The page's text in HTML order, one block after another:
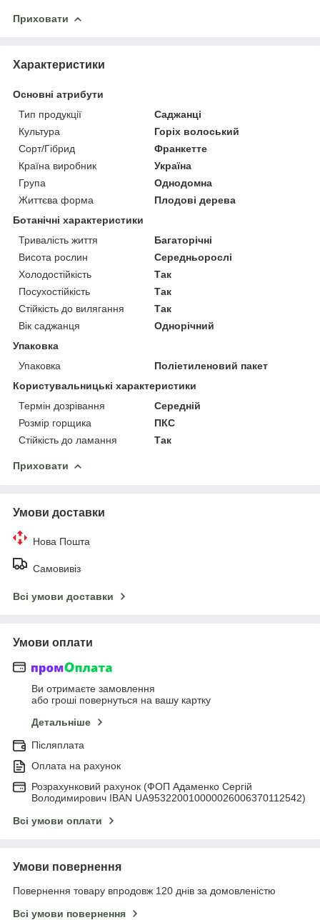
Приховати
Характеристики
Основні атрибути
Тип продукції
Саджанці
Культура
Горіх волоський
Сорт/Гібрид
Франкетте
Країна виробник
Україна
Група
Однодомна
Життєва форма
Плодові дерева
Ботанічні характеристики
Тривалість життя
Багаторічні
Висота рослин
Середньорослі
Холодостійкість
Так
Посухостійкість
Так
Стійкість до вилягання
Так
Вік саджанця
Однорічний
Упаковка
Упаковка
Поліетиленовий пакет
Користувальницькі характеристики
Термін дозрівання
Середній
Розмір горщика
ПКС
Стійкість до ламання
Так
Приховати
Умови доставки
Нова Пошта
Самовивіз
Всі умови доставки
Умови оплати
Ви отримаєте замовлення
або гроші повернуться на вашу картку
Детальніше
Післяплата
Оплата на рахунок
Розрахунковий рахунок (ФОП Адаменко Сергій
Володимирович IBAN UA953220010000026006370112542)
Всі умови оплати
Умови повернення
Повернення товару впродовж 120 днів за домовленістю
Всі умови повернення